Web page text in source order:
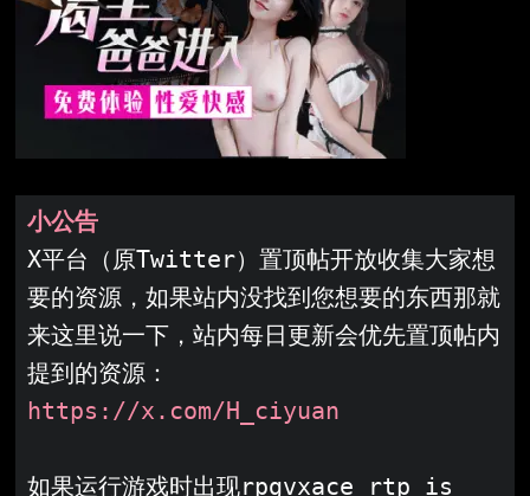
小公告
X平台（原Twitter）置顶帖开放收集大家想
要的资源，如果站内没找到您想要的东西那就
来这里说一下，站内每日更新会优先置顶帖内
提到的资源：
https://x.com/H_ciyuan
如果运行游戏时出现rpgvxace rtp is